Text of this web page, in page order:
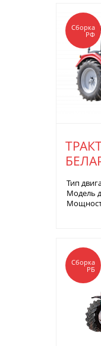
Сборка
РФ
Тип
Модель
Сборка
РБ